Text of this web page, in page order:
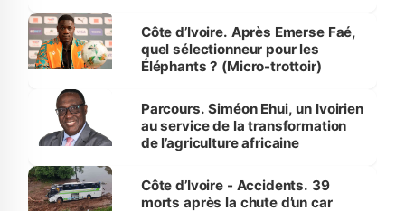
Côte d’Ivoire. Après Emerse Faé,
quel sélectionneur pour les
Éléphants ? (Micro-trottoir)
Parcours. Siméon Ehui, un Ivoirien
au service de la transformation
de l’agriculture africaine
Côte d’Ivoire - Accidents. 39
morts après la chute d’un car